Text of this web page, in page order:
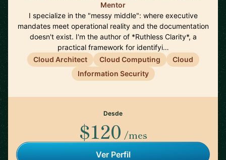
Mentor
I specialize in the "messy middle": where executive
mandates meet operational reality and the documentation
doesn't exist. I'm the author of *Ruthless Clarity*, a
practical framework for identifyi…
Cloud Architect
Cloud Computing
Cloud
Information Security
Desde
$120 /mes
Ver Perfil